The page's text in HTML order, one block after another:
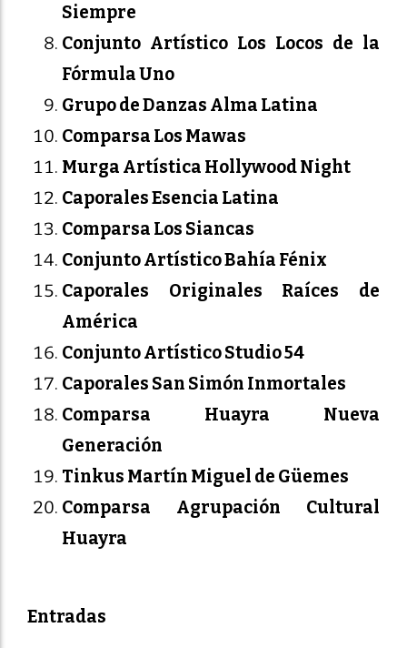
Siempre
Conjunto Artístico Los Locos de la
Fórmula Uno
Grupo de Danzas Alma Latina
Comparsa Los Mawas
Murga Artística Hollywood Night
Caporales Esencia Latina
Comparsa Los Siancas
Conjunto Artístico Bahía Fénix
Caporales Originales Raíces de
América
Conjunto Artístico Studio 54
Caporales San Simón Inmortales
Comparsa Huayra Nueva
Generación
Tinkus Martín Miguel de Güemes
Comparsa Agrupación Cultural
Huayra
Entradas